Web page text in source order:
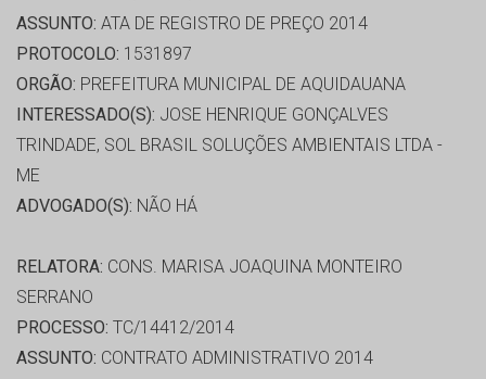
ASSUNTO: ATA DE REGISTRO DE PREÇO 2014
PROTOCOLO: 1531897
ORGÃO: PREFEITURA MUNICIPAL DE AQUIDAUANA
INTERESSADO(S): JOSE HENRIQUE GONÇALVES
TRINDADE, SOL BRASIL SOLUÇÕES AMBIENTAIS LTDA -
ME
ADVOGADO(S): NÃO HÁ
RELATORA: CONS. MARISA JOAQUINA MONTEIRO
SERRANO
PROCESSO: TC/14412/2014
ASSUNTO: CONTRATO ADMINISTRATIVO 2014